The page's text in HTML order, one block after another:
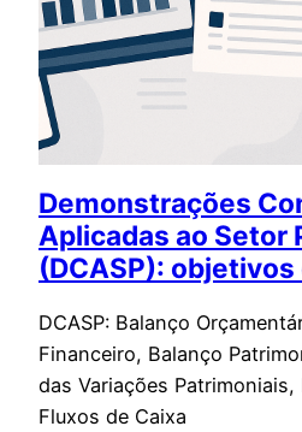
Demonstrações
Aplicadas ao Setor
(DCASP):
DCASP: Balanço
Financeiro, Balanço
das Variações
Fluxos de Caixa